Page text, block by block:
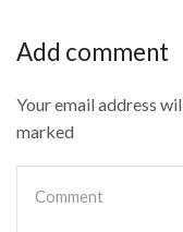
Add comment
Your email address
marked